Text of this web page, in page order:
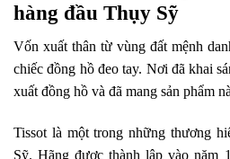
hàng đầu Thụy Sỹ
Vốn xuất thân từ vùng đất mệnh
chiếc đồng hồ đeo tay. Nơi đã khai
xuất đồng hồ và đã mang sản phẩm
Tissot là một trong những thương
Sỹ. Hãng được thành lập vào năm